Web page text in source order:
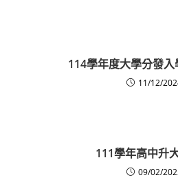
114學年度大學分發
11/12/
111學年高中升
09/02/